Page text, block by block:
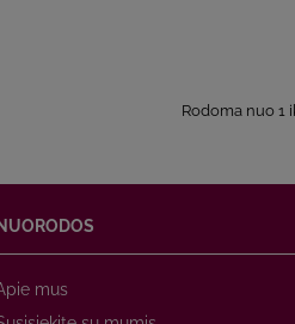
Rodoma nuo 1
NUORODOS
mus